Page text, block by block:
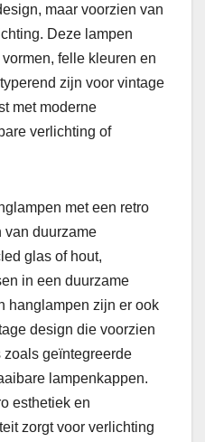
maar voorzien van
Deze lampen
felle kleuren en
zijn voor vintage
met moderne
verlichting of
met een retro
van duurzame
glas of hout,
in een duurzame
hanglampen zijn er ook
design die voorzien
geïntegreerde
lampenkappen.
esthetiek en
zorgt voor verlichting